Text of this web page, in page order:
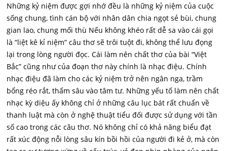
Những kỷ niệm được gợi nhớ đều là những kỷ niệm của cuộc
sống chung, tình cán bộ với nhân dân chia ngọt sẻ bùi, chung
gian lao, chung mối thù Nếu không khéo rất dễ sa vào cái gọi
là “liệt kê kỉ niệm” câu thơ sẽ trôi tuột đi, không thể lưu đọng
lại trong lòng người đọc. Cái làm nên chất thơ của bài “Việt
Bắc” cũng như của đoạn thơ này chính là nhạc điệu. Chính
nhạc điệu đã làm cho các kỷ niệm trở nên ngân nga, trầm
bổng réo rắt, thấm sâu vào tâm tư. Những yếu tố làm nên chất
nhạc kỳ diệu ấy không chỉ ở những câu lục bát rất chuẩn về
thanh luật mà còn ở nghệ thuật tiểu đối được sử dụng với tần
số cao trong các câu thơ. Nó không chỉ có khả năng biểu đạt
rất xúc động nỗi lòng sâu kín bồi hồi của người đi kẻ ở, mà còn